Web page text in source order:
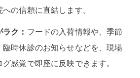
の信頼に直結します。
ク： フードの入荷情報や、季節
臨時休診のお知らせなどを、現場
感覚で即座に反映できます。